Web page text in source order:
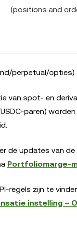
(positions and
perpetual/opties)
van spot- en
paren)
de updates van
Portfoliomarge-
regels zijn te
instelling –